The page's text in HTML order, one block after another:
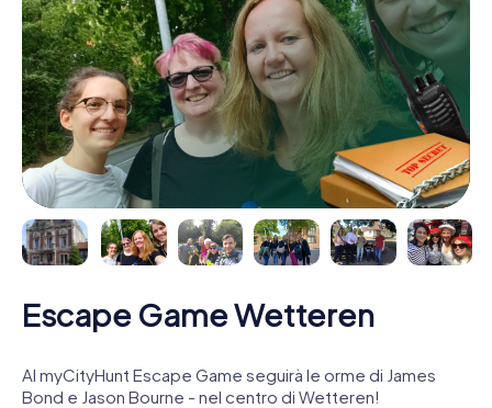
Escape Game Wetteren
Al myCityHunt Escape Game seguirà le orme di James
Bond e Jason Bourne - nel centro di Wetteren!